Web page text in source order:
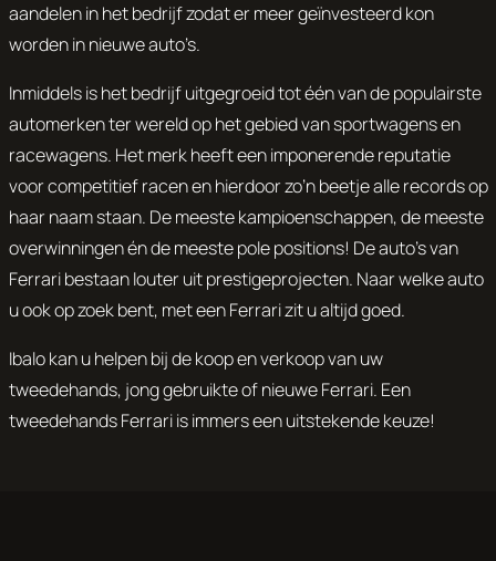
aandelen in het bedrijf zodat er meer geïnvesteerd kon
worden in nieuwe auto’s.
Inmiddels is het bedrijf uitgegroeid tot één van de populairste
automerken ter wereld op het gebied van sportwagens en
racewagens. Het merk heeft een imponerende reputatie
voor competitief racen en hierdoor zo’n beetje alle records op
haar naam staan. De meeste kampioenschappen, de meeste
overwinningen én de meeste pole positions! De auto’s van
Ferrari bestaan louter uit prestigeprojecten. Naar welke auto
u ook op zoek bent, met een Ferrari zit u altijd goed.
Ibalo kan u helpen bij de koop en verkoop van uw
tweedehands, jong gebruikte of nieuwe Ferrari. Een
tweedehands Ferrari is immers een uitstekende keuze!